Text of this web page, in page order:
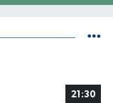
21:30